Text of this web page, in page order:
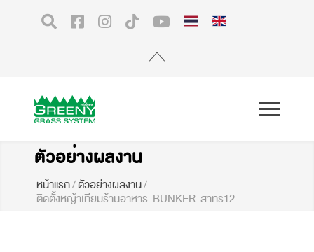
ตัวอย่างผลงาน
หน้าแรก/ตัวอย่างผลงาน/
ติดตั้งหญ้าเทียมร้านอาหาร-BUNKER-สาทร12